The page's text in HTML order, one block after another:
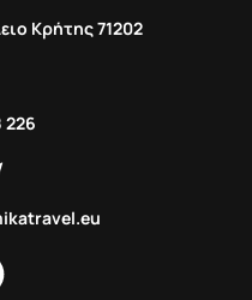
Κρήτης 71202
226